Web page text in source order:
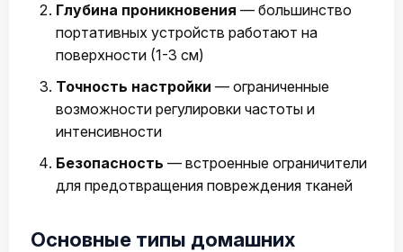
Глубина проникновения — большинство
портативных устройств работают на
поверхности (1-3 см)
Точность настройки — ограниченные
возможности регулировки частоты и
интенсивности
Безопасность — встроенные ограничители
для предотвращения повреждения тканей
Основные типы домашних